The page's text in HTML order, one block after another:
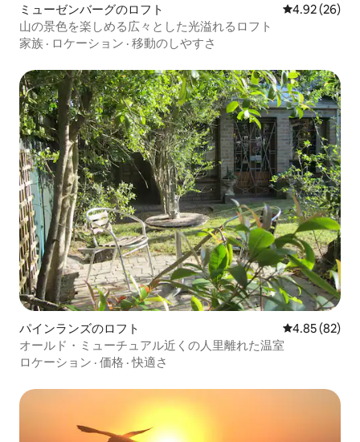
ミューゼンバーグのロフト レビュー26
4.92 (26)
山の景色を楽しめる広々とした光溢れるロフト
家族 · ロケーション · 移動のしやすさ
パインランズのロフト レビュー82
4.85 (82)
オールド・ミューチュアル近くの人里離れた温室
ロケーション · 価格 ·快適さ